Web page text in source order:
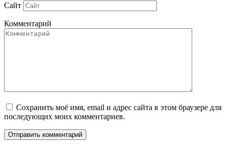
Сайт
Комментарий
Сохранить моё имя, email и адрес сайта в этом браузере для
последующих моих комментариев.